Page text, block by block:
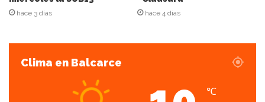
hace 3 días hace 4 días
Clima en Balcarce
℃